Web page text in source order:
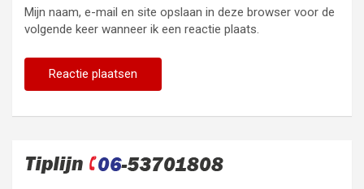
Mijn naam, e-mail en site opslaan in deze browser voor de
volgende keer wanneer ik een reactie plaats.